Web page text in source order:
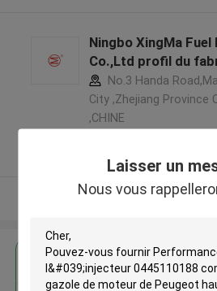
Laisser un
Nous vous
Ningbo XingMa
Co.,Ltd profil du
No.3 Handa
City ,Zhejiang Province
,CHINE
Regardez